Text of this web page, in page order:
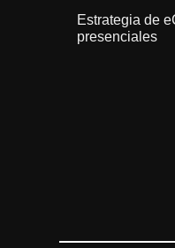
Estrategia de
presenciales